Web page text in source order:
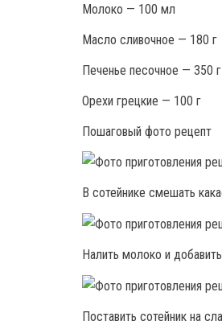
Молоко — 100 мл
Масло сливочное — 180 г
Печенье песочное — 350 г
Орехи грецкие — 100 г
Пошаговый фото рецепт
В сотейнике смешать
Налить молоко и
Поставить сотейник на